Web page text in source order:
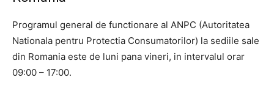
Programul general de functionare al ANPC (Autoritatea
Nationala pentru Protectia Consumatorilor) la sediile sale
din Romania este de luni pana vineri, in intervalul orar
09:00 – 17:00.